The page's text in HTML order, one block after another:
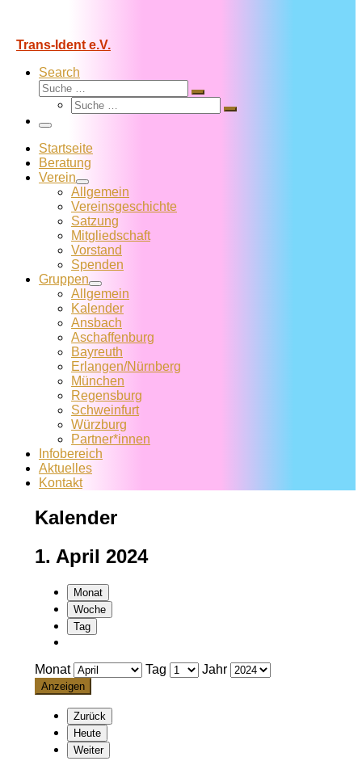
Trans-Ident e.V.
Search
Suche
Suche
Suche
Suche
Menü
Startseite
Beratung
Verein
Allgemein
Vereins­geschichte
Satzung
Mitglied­schaft
Vorstand
Spenden
Gruppen
Allgemein
Kalender
Ansbach
Aschaffenburg
Bayreuth
Erlangen/Nürnberg
München
Regensburg
Schweinfurt
Würzburg
Partner*innen
Infobereich
Aktuelles
Kontakt
Kalender
1. April 2024
Monat
Woche
Tag
Monat Tag Jahr
Zurück
Heute
Weiter